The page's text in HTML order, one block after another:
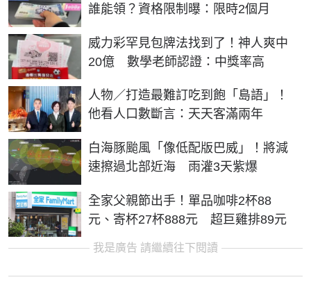
誰能領？資格限制曝：限時2個月
威力彩罕見包牌法找到了！神人爽中
20億 數學老師認證：中獎率高
人物／打造最難訂吃到飽「島語」！
他看人口數斷言：天天客滿兩年
白海豚颱風「像低配版巴威」！將減
速擦過北部近海 雨灌3天紫爆
全家父親節出手！單品咖啡2杯88
元、寄杯27杯888元 超巨雞排89元
我是廣告 請繼續往下閱讀